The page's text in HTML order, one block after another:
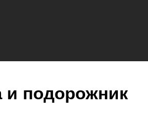
и подорожник